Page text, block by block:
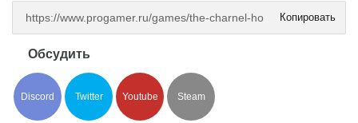
Копировать
Обсудить
Discord Twitter Youtube Steam